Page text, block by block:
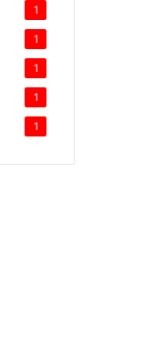
1
1
1
1
1